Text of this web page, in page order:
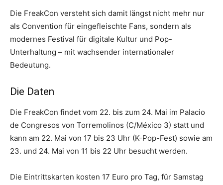
Die FreakCon versteht sich damit längst nicht mehr nur
als Convention für eingefleischte Fans, sondern als
modernes Festival für digitale Kultur und Pop-
Unterhaltung – mit wachsender internationaler
Bedeutung.
Die Daten
Die FreakCon findet vom 22. bis zum 24. Mai im Palacio
de Congresos von Torremolinos (C/México 3) statt und
kann am 22. Mai von 17 bis 23 Uhr (K-Pop-Fest) sowie am
23. und 24. Mai von 11 bis 22 Uhr besucht werden.
Die Eintrittskarten kosten 17 Euro pro Tag, für Samstag